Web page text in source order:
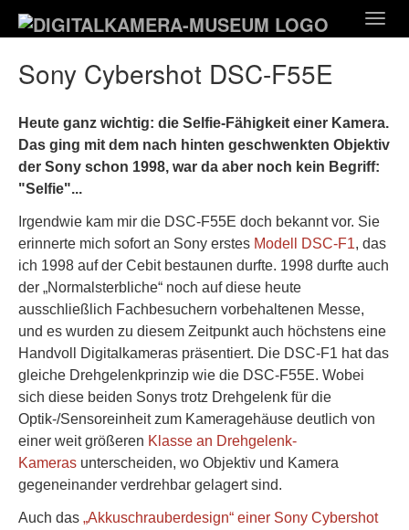
Hauptinhalt
Sony Cybershot DSC-F55E
Heute ganz wichtig: die Selfie-Fähigkeit einer Kamera.
Das ging mit dem nach hinten geschwenkten Objektiv
der Sony schon 1998, war da aber noch kein Begriff:
"Selfie"...
Irgendwie kam mir die DSC-F55E doch bekannt vor. Sie
erinnerte mich sofort an Sony erstes Modell DSC-F1, das
ich 1998 auf der Cebit bestaunen durfte. 1998 durfte auch
der „Normalsterbliche“ noch auf diese heute
ausschließlich Fachbesuchern vorbehaltenen Messe,
und es wurden zu diesem Zeitpunkt auch höchstens eine
Handvoll Digitalkameras präsentiert. Die DSC-F1 hat das
gleiche Drehgelenkprinzip wie die DSC-F55E. Wobei
sich diese beiden Sonys trotz Drehgelenk für die
Optik-/Sensoreinheit zum Kameragehäuse deutlich von
einer weit größeren Klasse an Drehgelenk-
Kameras unterscheiden, wo Objektiv und Kamera
gegeneinander verdrehbar gelagert sind.
Auch das „Akkuschrauberdesign“ einer Sony Cybershot